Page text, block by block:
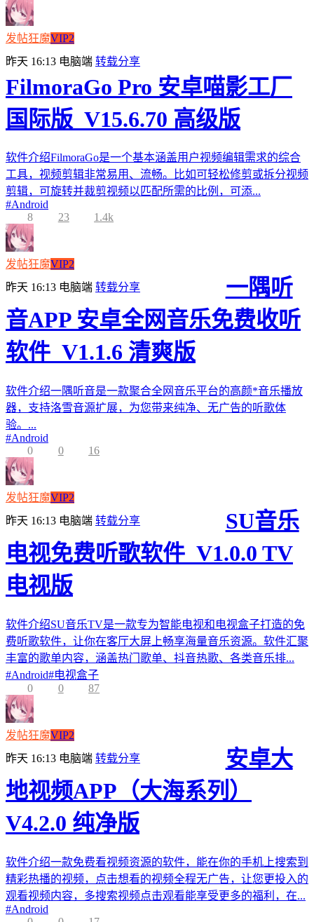
发帖狂魔VIP2
昨天 16:13 电脑端 转载分享
FilmoraGo Pro 安卓喵影工厂
国际版_V15.6.70 高级版
软件介绍FilmoraGo是一个基本涵盖用户视频编辑需求的综合
工具，视频剪辑非常易用、流畅。比如可轻松修剪或拆分视频
剪辑，可旋转并裁剪视频以匹配所需的比例，可添...
#Android
8
23 1.4k
发帖狂魔VIP2
昨天 16:13 电脑端 转载分享
一隅听
音APP 安卓全网音乐免费收听
软件_V1.1.6 清爽版
软件介绍一隅听音是一款聚合全网音乐平台的高颜*音乐播放
器，支持洛雪音源扩展，为您带来纯净、无广告的听歌体
验。...
#Android
0
0 16
发帖狂魔VIP2
昨天 16:13 电脑端 转载分享
SU音乐
电视免费听歌软件_V1.0.0 TV
电视版
软件介绍SU音乐TV是一款专为智能电视和电视盒子打造的免
费听歌软件，让你在客厅大屏上畅享海量音乐资源。软件汇聚
丰富的歌单内容，涵盖热门歌单、抖音热歌、各类音乐排...
#Android#电视盒子
0
0 87
发帖狂魔VIP2
昨天 16:13 电脑端 转载分享
安卓大
地视频APP（大海系列）
V4.2.0 纯净版
软件介绍一款免费看视频资源的软件，能在你的手机上搜索到
精彩热播的视频，点击想看的视频全程无广告，让您更投入的
观看视频内容，多搜索视频点击观看能享受更多的福利，在...
#Android